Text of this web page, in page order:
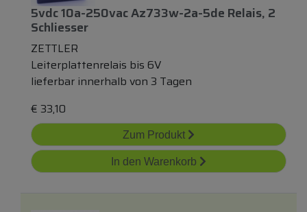
5vdc 10a-250vac Az733w-2a-5de Relais, 2
Schliesser
ZETTLER
Leiterplattenrelais bis 6V
lieferbar innerhalb von 3 Tagen
€ 33,10
Zum Produkt
In den Warenkorb